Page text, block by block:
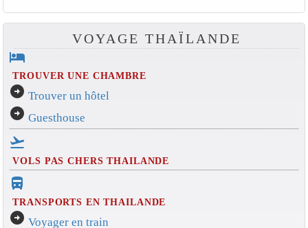
VOYAGE THAÏLANDE
hotel
TROUVER UNE CHAMBRE
arrow_circle_right Trouver un hôtel
arrow_circle_right Guesthouse
flight_takeoff
VOLS PAS CHERS THAILANDE
directions_bus_filled
TRANSPORTS EN THAILANDE
arrow_circle_right Voyager en train